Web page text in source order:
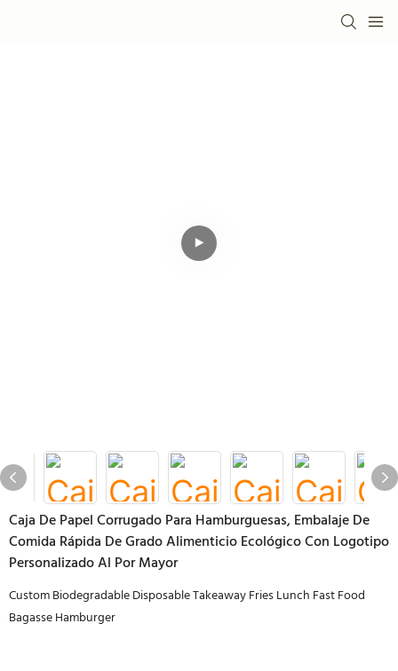
Caja De Papel Corrugado Para Hamburguesas, Embalaje De
Comida Rápida De Grado Alimenticio Ecológico Con Logotipo
Personalizado Al Por Mayor
Custom Biodegradable Disposable Takeaway Fries Lunch Fast Food
Bagasse Hamburger